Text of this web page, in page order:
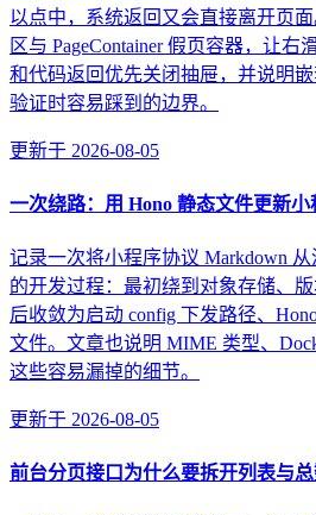
以点中，系统返回又会直接离开页
区与 PageContainer 假页容器，让
和代码返回优先关闭抽屉，并说明
验证时容易踩到的边界。
更新于 2026-08-05
一次绕路：用 Hono 静态文件更新
记录一次将小程序协议 Markdown
的开发过程：最初绕到对象存储、
后收敛为启动 config 下发路径、
文件。文章也说明 MIME 类型、
这些容易漏掉的细节。
更新于 2026-08-05
前台分页接口为什么要拆开列表与